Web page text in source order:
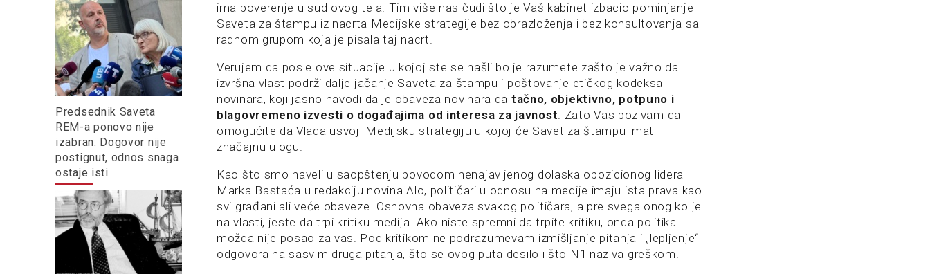
Predsednik Saveta
REM-a ponovo nije
izabran: Dogovor nije
postignut, odnos snaga
ostaje isti
ima poverenje u sud ovog tela. Tim više nas čudi što je Vaš kabinet izbacio pominjanje
Saveta za štampu iz nacrta Medijske strategije bez obrazloženja i bez konsultovanja sa
radnom grupom koja je pisala taj nacrt.
Verujem da posle ove situacije u kojoj ste se našli bolje razumete zašto je važno da
izvršna vlast podrži dalje jačanje Saveta za štampu i poštovanje etičkog kodeksa
novinara, koji jasno navodi da je obaveza novinara da tačno, objektivno, potpuno i
blagovremeno izvesti o događajima od interesa za javnost. Zato Vas pozivam da
omogućite da Vlada usvoji Medijsku strategiju u kojoj će Savet za štampu imati
značajnu ulogu.
Kao što smo naveli u saopštenju povodom nenajavljenog dolaska opozicionog lidera
Marka Bastaća u redakciju novina Alo, političari u odnosu na medije imaju ista prava kao
svi građani ali veće obaveze. Osnovna obaveza svakog političara, a pre svega onog ko je
na vlasti, jeste da trpi kritiku medija. Ako niste spremni da trpite kritiku, onda politika
možda nije posao za vas. Pod kritikom ne podrazumevam izmišljanje pitanja i „lepljenje“
odgovora na sasvim druga pitanja, što se ovog puta desilo i što N1 naziva greškom.